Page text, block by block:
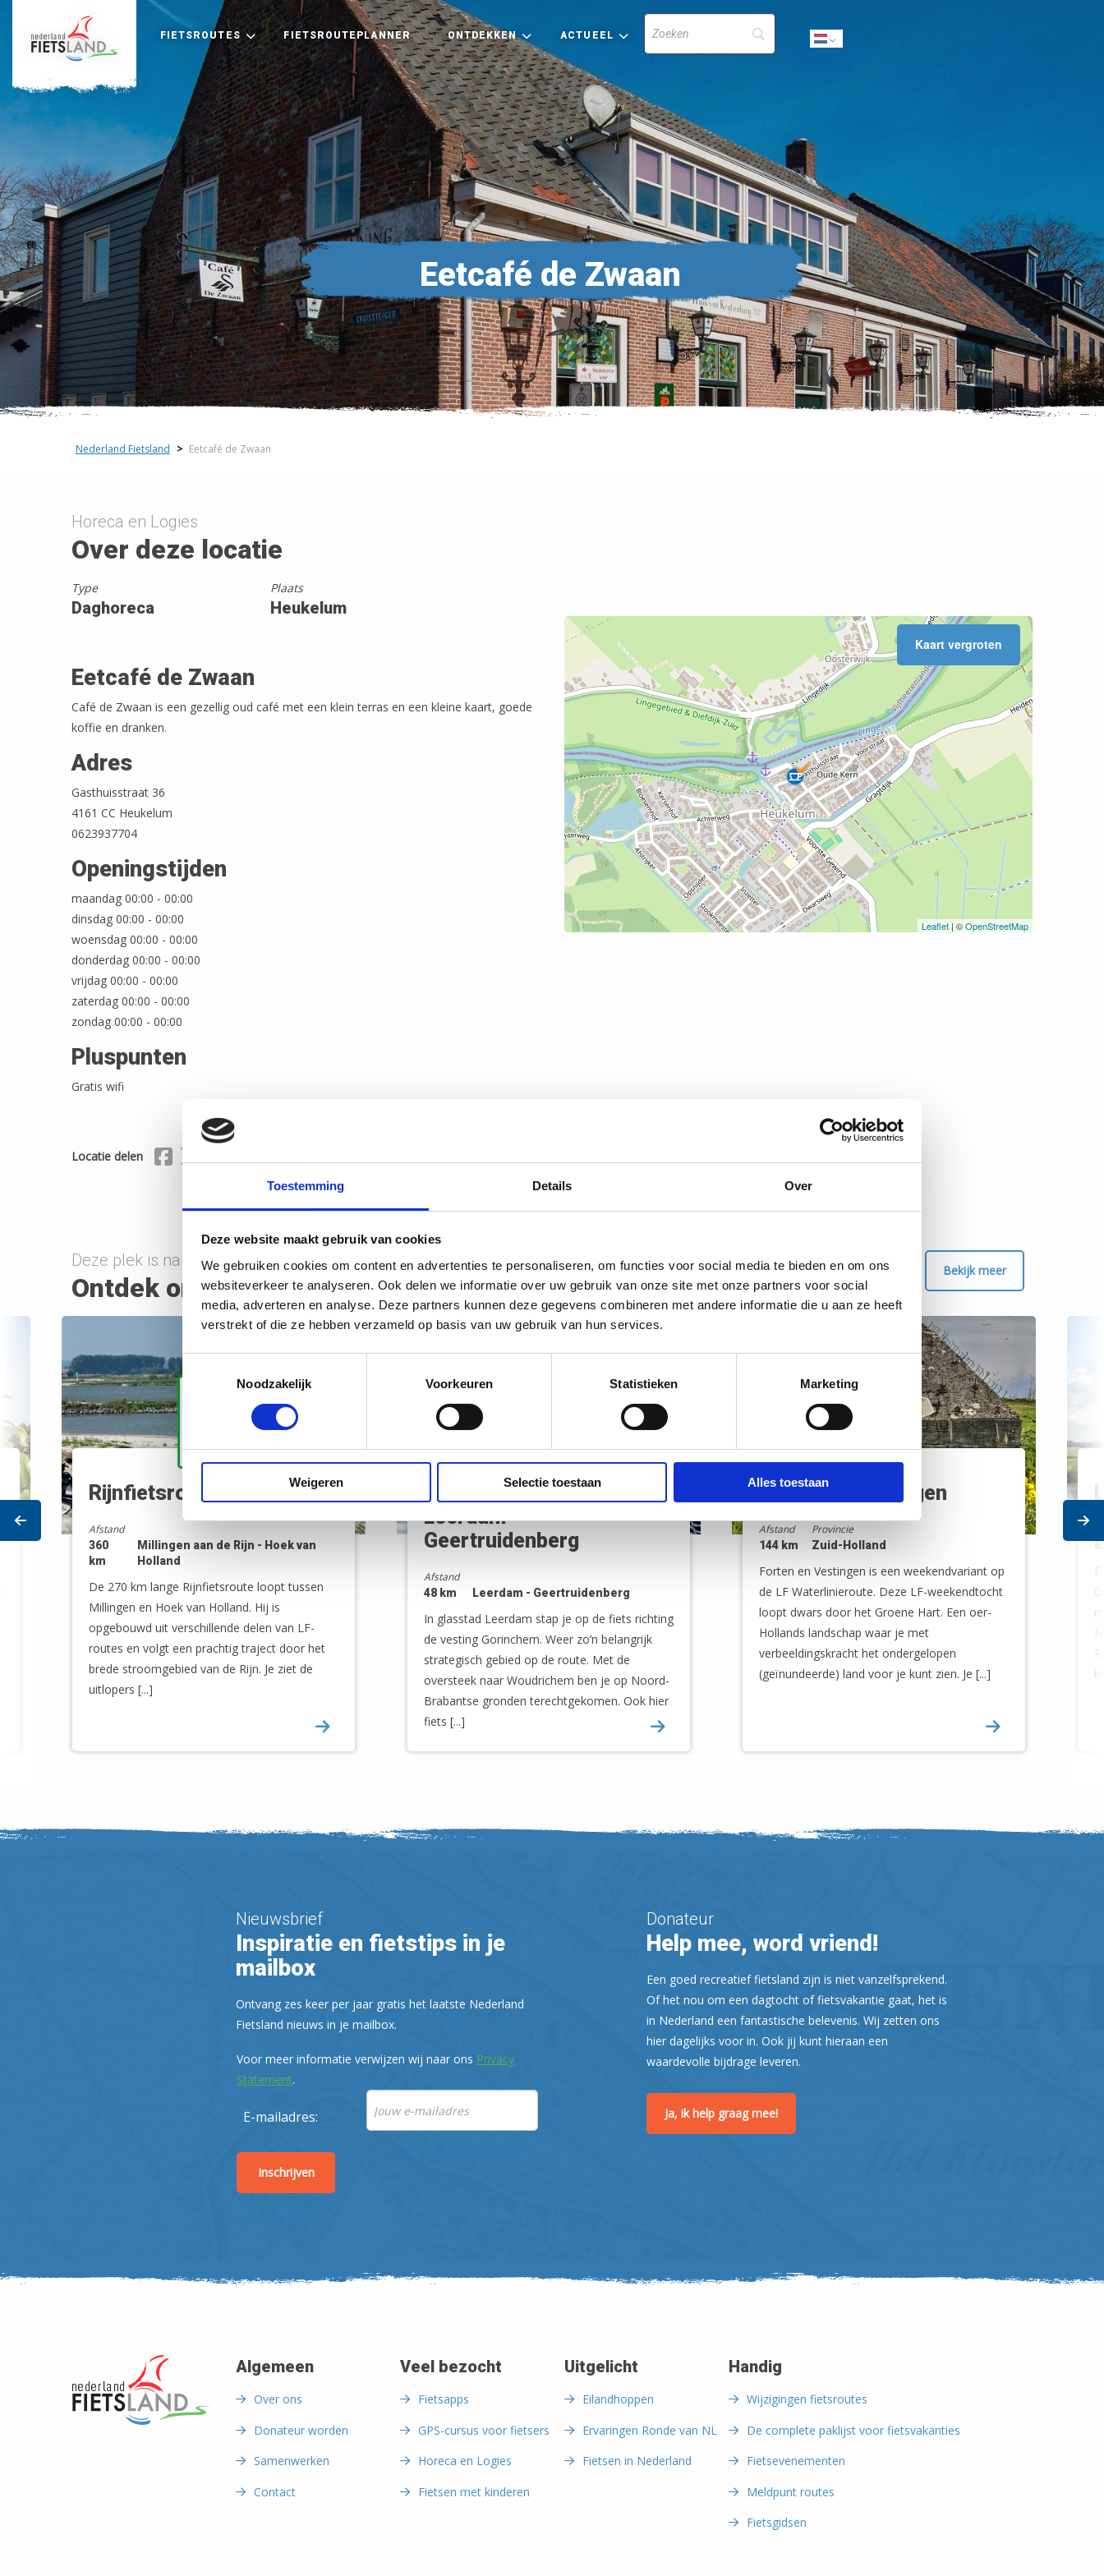
Toestemming Details Over
Deze website maakt gebruik van cookies
We gebruiken cookies om content en advertenties te personaliseren, om functies voor social media te bieden en om ons
websiteverkeer te analyseren. Ook delen we informatie over uw gebruik van onze site met onze partners voor social
media, adverteren en analyse. Deze partners kunnen deze gegevens combineren met andere informatie die u aan ze heeft
verstrekt of die ze hebben verzameld op basis van uw gebruik van hun services.
Toestemmingsselectie
Noodzakelijk
Voorkeuren Statistieken Marketing
Weigeren Selectie toestaan Alles toestaan
FIETSROUTES FIETSROUTEPLANNER ONTDEKKEN ACTUEEL
Dutch
Eetcafé de Zwaan
Nederland Fietsland > Eetcafé de Zwaan
Horeca en Logies
Over deze locatie
Type
Daghoreca
Plaats
Heukelum
Eetcafé de Zwaan
Café de Zwaan is een gezellig oud café met een klein terras en een kleine kaart, goede
koffie en dranken.
Adres
Gasthuisstraat 36
4161 CC Heukelum
0623937704
Openingstijden
maandag 00:00 - 00:00
dinsdag 00:00 - 00:00
woensdag 00:00 - 00:00
donderdag 00:00 - 00:00
vrijdag 00:00 - 00:00
zaterdag 00:00 - 00:00
zondag 00:00 - 00:00
Pluspunten
Gratis wifi
Locatie delen Delen via Facebook
Kaart vergroten
Leaflet | ©OpenStreetMap
+
−
Leaflet| ©
Deze plek is nabij onderstaande route(s)
Ontdek onderweg
Bekijk meer
Prev
Rijnfietsroute
Afstand
360
km
Millingen aan de Rijn - Hoek van
Holland
De 270 km lange Rijnfietsroute loopt tussen
Millingen en Hoek van Holland. Hij is
opgebouwd uit verschillende delen van LF-
routes en volgt een prachtig traject door het
brede stroomgebied van de Rijn. Je ziet de
uitlopers [...]
LF Waterlinieroute |
Leerdam -
Geertruidenberg
Afstand
48 km Leerdam - Geertruidenberg
In glasstad Leerdam stap je op de fiets richting
de vesting Gorinchem. Weer zo’n belangrijk
strategisch gebied op de route. Met de
oversteek naar Woudrichem ben je op Noord-
Brabantse gronden terechtgekomen. Ook hier
fiets [...]
Forten en vestingen
Afstand
144 km
Provincie
Zuid-Holland
Forten en Vestingen is een weekendvariant op
de LF Waterlinieroute. Deze LF-weekendtocht
loopt dwars door het Groene Hart. Een oer-
Hollands landschap waar je met
verbeeldingskracht het ondergelopen
(geïnundeerde) land voor je kunt zien. Je [...]
Nieuwsbrief
Inspiratie en fietstips in je
mailbox
Ontvang zes keer per jaar gratis het laatste Nederland
Fietsland nieuws in je mailbox.
Voor meer informatie verwijzen wij naar ons Privacy
Statement.
E-mailadres:
Donateur
Help mee, word vriend!
Een goed recreatief fietsland zijn is niet vanzelfsprekend.
Of het nou om een dagtocht of fietsvakantie gaat, het is
in Nederland een fantastische belevenis. Wij zetten ons
hier dagelijks voor in. Ook jij kunt hieraan een
waardevolle bijdrage leveren.
Ja, ik help graag mee!
Algemeen
Over ons
Donateur worden
Samenwerken
Contact
Veel bezocht
Fietsapps
GPS-cursus voor fietsers
Horeca en Logies
Fietsen met kinderen
Uitgelicht
Eilandhoppen
Ervaringen Ronde van NL
Fietsen in Nederland
Handig
Wijzigingen fietsroutes
De complete paklijst voor fietsvakanties
Fietsevenementen
Meldpunt routes
Fietsgidsen